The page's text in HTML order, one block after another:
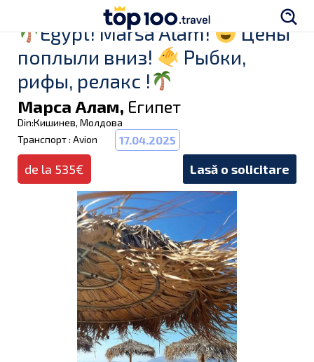
Egypt! Marsa Alam!
Цены
поплыли вниз!
Рыбки,
рифы, релакс !
Марса Алам, Египет
Din:Кишинев, Молдова
Транспорт : Avion
17.04.2025
de la 535€ Lasă o solicitare